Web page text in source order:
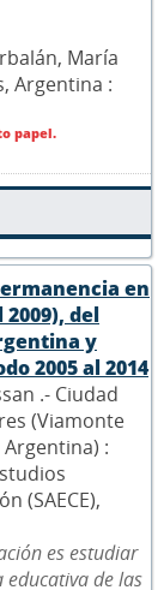
María
Argentina :
papel.
en
del
y
2005 al 2014
.- Ciudad
(Viamonte
Argentina) :
(SAECE),
es estudiar
educativa de las